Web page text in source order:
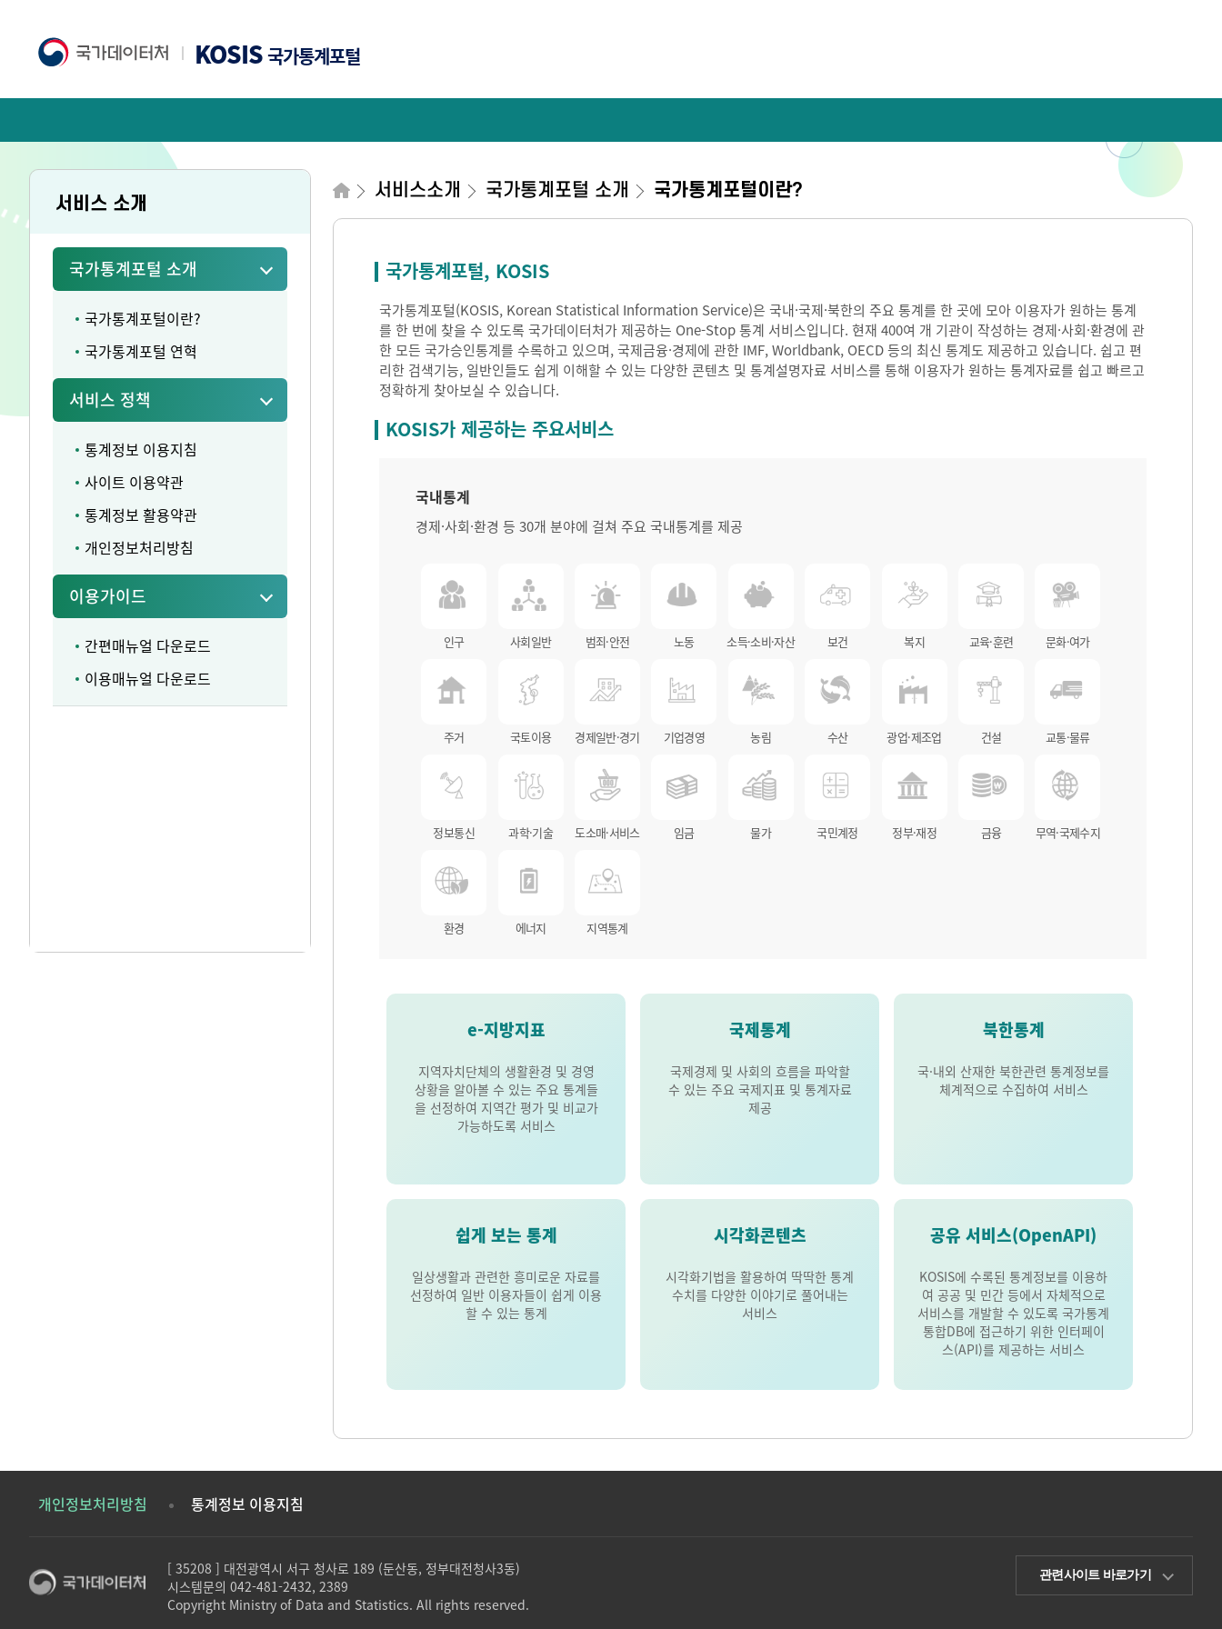
KOSIS국가통계포털
서비스 소개
국가통계포털 소개
국가통계포털이란?
국가통계포털 연혁
서비스 정책
통계정보 이용지침
사이트 이용약관
통계정보 활용약관
개인정보처리방침
이용가이드
간편매뉴얼 다운로드
이용매뉴얼 다운로드
서비스소개 국가통계포털 소개 국가통계포털이란?
국가통계포털, KOSIS
국가통계포털(KOSIS, Korean Statistical Information Service)은 국내·국제·북한의 주요 통계를 한 곳에 모아 이용자가 원하는 통계
를 한 번에 찾을 수 있도록 국가데이터처가 제공하는 One-Stop 통계 서비스입니다. 현재 400여 개 기관이 작성하는 경제·사회·환경에 관
한 모든 국가승인통계를 수록하고 있으며, 국제금융·경제에 관한 IMF, Worldbank, OECD 등의 최신 통계도 제공하고 있습니다. 쉽고 편
리한 검색기능, 일반인들도 쉽게 이해할 수 있는 다양한 콘텐츠 및 통계설명자료 서비스를 통해 이용자가 원하는 통계자료를 쉽고 빠르고
정확하게 찾아보실 수 있습니다.
KOSIS가 제공하는 주요서비스
국내통계
경제·사회·환경 등 30개 분야에 걸쳐 주요 국내통계를 제공
인구 사회일반 범죄·안전 노동 소득·소비·자산 보건 복지 교육·훈련 문화·여가
주거 국토이용 경제일반·경기 기업경영 농림 수산 광업·제조업 건설 교통·물류
정보통신 과학·기술 도소매·서비스 임금 물가 국민계정 정부·재정 금융 무역·국제수지
환경 에너지 지역통계
e-지방지표
지역자치단체의 생활환경 및 경영
상황을 알아볼 수 있는 주요 통계들
을 선정하여 지역간 평가 및 비교가
가능하도록 서비스
국제통계
국제경제 및 사회의 흐름을 파악할
수 있는 주요 국제지표 및 통계자료
제공
북한통계
국·내외 산재한 북한관련 통계정보를
체계적으로 수집하여 서비스
쉽게 보는 통계
일상생활과 관련한 흥미로운 자료를
선정하여 일반 이용자들이 쉽게 이용
할 수 있는 통계
시각화콘텐츠
시각화기법을 활용하여 딱딱한 통계
수치를 다양한 이야기로 풀어내는
서비스
공유 서비스(OpenAPI)
KOSIS에 수록된 통계정보를 이용하
여 공공 및 민간 등에서 자체적으로
서비스를 개발할 수 있도록 국가통계
통합DB에 접근하기 위한 인터페이
스(API)를 제공하는 서비스
개인정보처리방침 통계정보 이용지침
[ 35208 ] 대전광역시 서구 청사로 189 (둔산동, 정부대전청사3동)
시스템문의 042-481-2432, 2389
Copyright Ministry of Data and Statistics. All rights reserved.
관련사이트 바로가기